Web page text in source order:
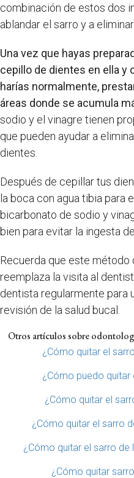
combinación de estos dos
ablandar el sarro y a
Una vez que hayas
cepillo de dientes en ella y
harías normalmente,
áreas donde se acumula
sodio y el vinagre tienen
que pueden ayudar a
dientes.
Después de cepillar tus
la boca con agua tibia para
bicarbonato de sodio y
bien para evitar la ingesta
Recuerda que este método
reemplaza la visita al
dentista regularmente para
revisión de la salud bucal.
Otros artículos sobre
¿Cómo quitar el
¿Cómo puedo quitar
¿Cómo quitar el
¿Cómo quitar el sarro
¿Cómo quitar el sarro de
¿Cómo quitar